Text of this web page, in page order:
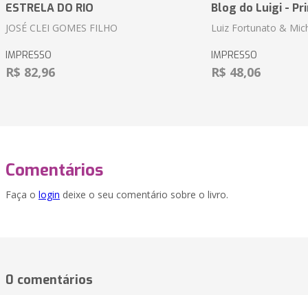
ESTRELA DO RIO
JOSÉ CLEI GOMES FILHO
IMPRESSO
R$ 82,96
Blog do Luigi -
Luiz Fortunato &
IMPRESSO
R$ 48,06
Comentários
Faça o login deixe o seu comentário sobre o livro.
0 comentários